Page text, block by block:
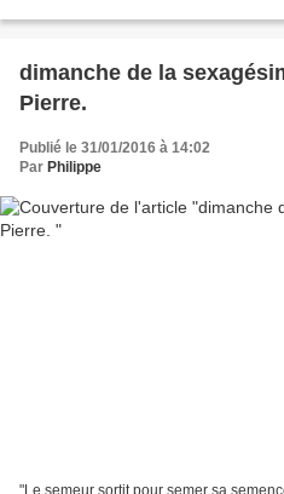
dimanche de la
Pierre.
Publié le 31/01/2016 à 14:02
Par Philippe
"Le semeur sortit pour semer sa